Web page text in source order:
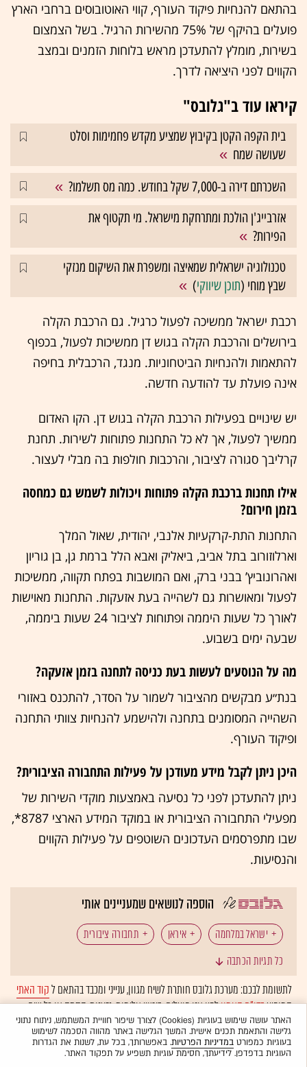
בהתאם להנחיות פיקוד העורף, קווי האוטובוסים ברחבי הארץ
פועלים בהיקף של 75% מהשירות הרגיל. בשל הצמצום
בשירות, מומלץ להתעדכן מראש בלוחות הזמנים ובמצב
הקווים לפני היציאה לדרך.
קיראו עוד ב"גלובס"
בית הקפה הקטן בקיבוץ שמציע מקדש פחמימות וסלט
שעושה שמח
השכרתם דירה ב-7,000 שקל בחודש. כמה מס תשלמו?
אזרבייג'ן הולכת ומתרחקת מישראל. מי תקטוף את
הפירות?
טכנולוגיה ישראלית שמאיצה ומשפרת את השיקום מנזקי
שבץ מוחי (תוכן שיווקי)
רכבת ישראל ממשיכה לפעול כרגיל. גם הרכבת הקלה
בירושלים והרכבת הקלה בגוש דן ממשיכות לפעול, בכפוף
להתאמות ולהנחיות הביטחוניות. מנגד, הרכבלית בחיפה
אינה פועלת עד להודעה חדשה.
יש שינויים בפעילות הרכבת הקלה בגוש דן. הקו האדום
ממשיך לפעול, אך לא כל התחנות פתוחות לשירות. תחנת
קרליבך סגורה לציבור, והרכבות חולפות בה מבלי לעצור.
אילו תחנות ברכבת הקלה פתוחות ויכולות לשמש גם כמחסה
בזמן חירום?
התחנות התת-קרקעיות אלנבי, יהודית, שאול המלך
וארלוזורוב בתל אביב, ביאליק ואבא הלל ברמת גן, בן גוריון
ואהרונוביץ’ בבני ברק, ואם המושבות בפתח תקווה, ממשיכות
לפעול ומאושרות גם לשהייה בעת אזעקות. התחנות מאוישות
לאורך כל שעות היממה ופתוחות לציבור 24 שעות ביממה,
שבעה ימים בשבוע.
מה על הנוסעים לעשות בעת כניסה לתחנה בזמן אזעקה?
בנת״ע מבקשים מהציבור לשמור על הסדר, להתכנס באזורי
השהייה המסומנים בתחנה ולהישמע להנחיות צוותי התחנה
ופיקוד העורף.
היכן ניתן לקבל מידע מעודכן על פעילות התחבורה הציבורית?
ניתן להתעדכן לפני כל נסיעה באמצעות מוקדי השירות של
מפעילי התחבורה הציבורית או במוקד המידע הארצי 8787*,
שבו מתפרסמים העדכונים השוטפים על פעילות הקווים
והנסיעות.
הוספה לנושאים שמעניינים אותי
ישראל במלחמה איראן תחבורה ציבורית
פיקוד העורף
אוטובוסים רכבת ישראל הרכבת הקלה
כל תגיות הכתבה
לתשומת לבכם: מערכת גלובס חותרת לשיח מגוון, ענייני ומכבד בהתאם לקוד האתי
המופיעבדו"ח האמוןלפיו אנו פועלים. ביטויי אלימות, גזענות, הסתה או כל שיח
בלתי הולם אחר מסוננים בצורהאוטומטיתולא יפורסמו באתר.
האתר עושה שימוש בעוגיות (Cookies) לצורך שיפור חוויית המשתמש, ניתוח נתוני
גלישה והתאמת תכנים אישית. המשך הגלישה באתר מהווה הסכמה לשימוש
בעוגיות כמפורטבמדיניות הפרטיות. באפשרותך, בכל עת, לשנות את הגדרות
העוגיות בדפדפן. לידיעתך, חסימת עוגיות תשפיע על תפקוד האתר.